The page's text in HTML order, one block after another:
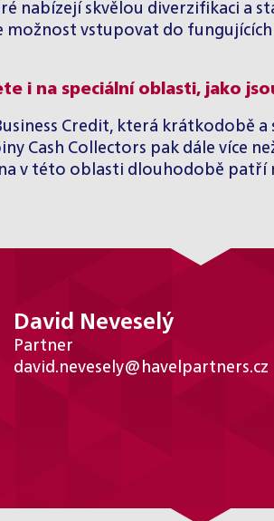
nabízejí skvělou diverzifikaci a
vstupovat do
i na speciální oblasti, jako
Credit, která
Cash Collectors pak dále více
v této oblasti dlouhodobě patří
David Neveselý
Partner
david.nevesely@havelpartners.cz